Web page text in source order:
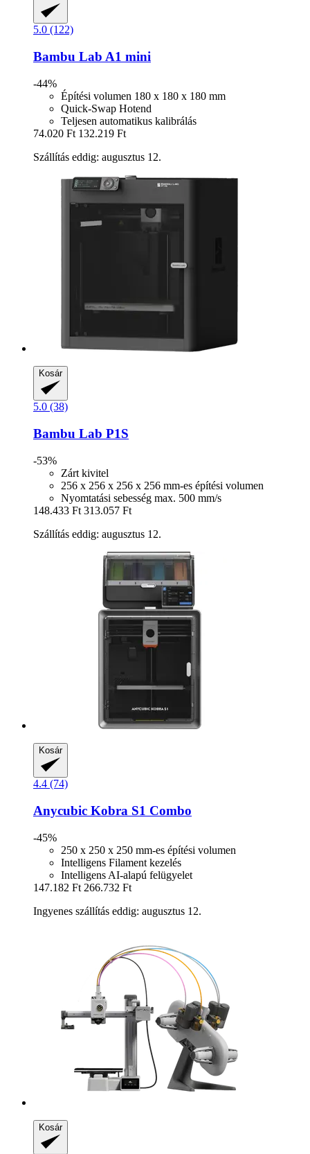
5.0 (122)
Bambu Lab A1 mini
-44%
Építési volumen 180 x 180 x 180 mm
Quick-Swap Hotend
Teljesen automatikus kalibrálás
74.020 Ft 132.219 Ft
Szállítás eddig: augusztus 12.
Kosár
5.0 (38)
Bambu Lab P1S
-53%
Zárt kivitel
256 x 256 x 256 x 256 mm-es építési volumen
Nyomtatási sebesség max. 500 mm/s
148.433 Ft 313.057 Ft
Szállítás eddig: augusztus 12.
Kosár
4.4 (74)
Anycubic Kobra S1 Combo
-45%
250 x 250 x 250 mm-es építési volumen
Intelligens Filament kezelés
Intelligens AI-alapú felügyelet
147.182 Ft 266.732 Ft
Ingyenes szállítás eddig: augusztus 12.
Kosár